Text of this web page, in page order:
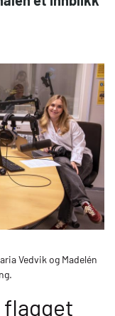
Vedvik og Madelén
flagget